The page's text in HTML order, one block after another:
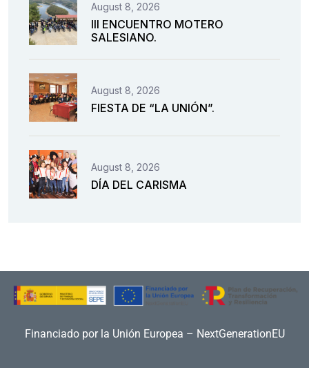
August 8, 2026
III ENCUENTRO MOTERO
SALESIANO.
August 8, 2026
FIESTA DE “LA UNIÓN”.
August 8, 2026
DÍA DEL CARISMA
Financiado por la Unión Europea – NextGenerationEU